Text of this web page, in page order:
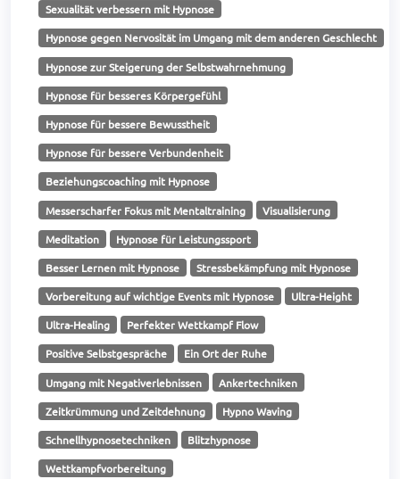
Sexualität verbessern mit Hypnose
Hypnose gegen Nervosität im Umgang mit dem anderen Geschlecht
Hypnose zur Steigerung der Selbstwahrnehmung
Hypnose für besseres Körpergefühl
Hypnose für bessere Bewusstheit
Hypnose für bessere Verbundenheit
Beziehungscoaching mit Hypnose
Messerscharfer Fokus mit Mentaltraining Visualisierung
Meditation Hypnose für Leistungssport
Besser Lernen mit Hypnose Stressbekämpfung mit Hypnose
Vorbereitung auf wichtige Events mit Hypnose Ultra-Height
Ultra-Healing Perfekter Wettkampf Flow
Positive Selbstgespräche Ein Ort der Ruhe
Umgang mit Negativerlebnissen Ankertechniken
Zeitkrümmung und Zeitdehnung Hypno Waving
Schnellhypnosetechniken Blitzhypnose
Wettkampfvorbereitung